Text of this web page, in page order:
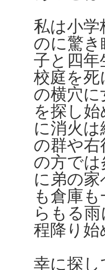
私は小
のに驚
子と四年
校庭を死
の横穴
を探し
に消火
の群や
の方で
に弟の
も倉庫
らもる
程降り始
幸に探